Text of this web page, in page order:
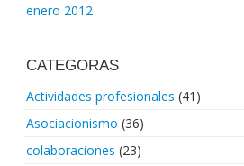
enero 2012
CATEGORAS
Actividades profesionales (41)
Asociacionismo (36)
colaboraciones (23)